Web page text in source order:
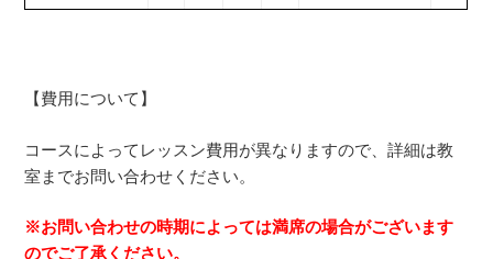
【費用について】
コースによってレッスン費用が異なりますので、詳細は教
室までお問い合わせください。
※お問い合わせの時期によっては満席の場合がございます
のでご了承ください。